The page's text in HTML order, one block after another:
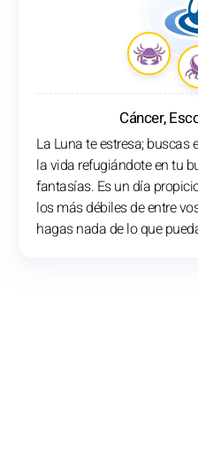
Cáncer,
La Luna te estresa; buscas
la vida refugiándote en tu
fantasías. Es un día
los más débiles de entre
hagas nada de lo que